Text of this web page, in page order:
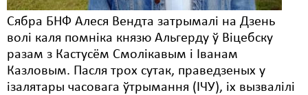
Сябра БНФ Алеся Вендта затрымалі на Дзень
волі каля помніка князю Альгерду ў Віцебску
разам з Кастусём Смолікавым і Іванам
Казловым. Пасля трох сутак, праведзеных у
ізалятары часовага ўтрымання (ІЧУ), іх вызвалілі